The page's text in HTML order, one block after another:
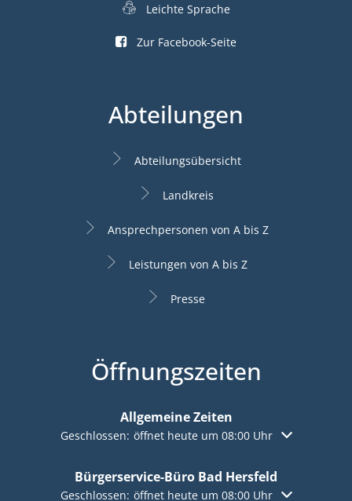
Leichte Sprache
Zur Facebook-Seite
Abteilungen
Abteilungsübersicht
Landkreis
Ansprechpersonen von A bis Z
Leistungen von A bis Z
Presse
Öffnungszeiten
Allgemeine Zeiten
Klicken, um weitere Öffnungs- oder Schließzeiten
Geschlossen: öffnet heute um 08:00 Uhr
Bürgerservice-Büro Bad Hersfeld
Klicken, um weitere Öffnungs- oder Schließzeiten
Geschlossen: öffnet heute um 08:00 Uhr